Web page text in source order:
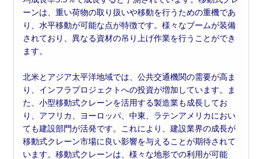
ーンは、重い荷物の取り扱いや移動を行うための重機であ
り、水平移動が可能な点が特徴です。様々なブームが装備
されており、異なる資材の吊り上げ作業を行うことができ
ます。
北米とアジア太平洋地域では、公共交通機関の需要が高ま
り、インフラプロジェクトへの投資が増加しています。ま
た、小型移動式クレーンを活用する製造業も成長してお
り、アフリカ、ヨーロッパ、中東、ラテンアメリカにおい
ても建設部門が活発です。これにより、建設業界の成長が
移動式クレーン市場に良い影響を与えることが期待されて
います。移動式クレーンは、様々な地形での利用が可能